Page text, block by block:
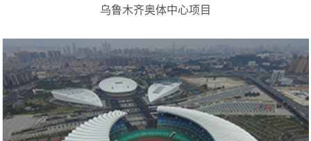
乌鲁木齐奥体中心项目